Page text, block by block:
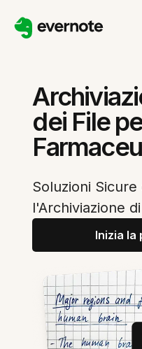
dei File
Soluzioni
l'Archiviazione
Inizia la